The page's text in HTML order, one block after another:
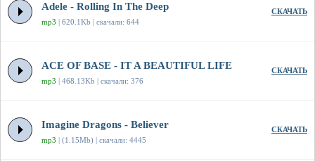
Adele - Rolling In The Deep
mp3 | 620.1Kb | скачали: 644
СКАЧАТЬ
ACE OF BASE - IT A BEAUTIFUL LIFE
mp3 | 468.13Kb | скачали: 376
СКАЧАТЬ
Imagine Dragons - Believer
mp3 | (1.15Mb) | скачали: 4445
СКАЧАТЬ